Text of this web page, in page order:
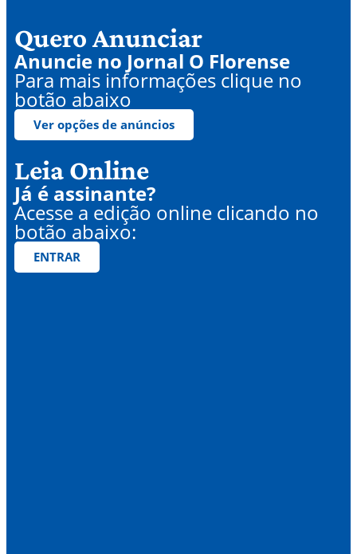
Quero Anunciar
Anuncie no Jornal O Florense
Para mais informações clique no
botão abaixo
Ver opções de anúncios
Leia Online
Já é assinante?
Acesse a edição online clicando no
botão abaixo:
ENTRAR